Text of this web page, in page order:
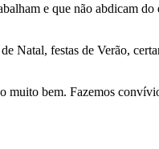
e que não abdicam
Natal, festas de Verão,
bem. Fazemos